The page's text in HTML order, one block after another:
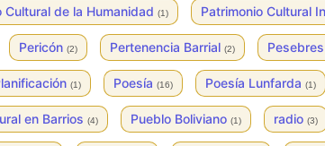
Cultural de la Humanidad (1) Patrimonio Cultural
Pericón (2) Pertenencia Barrial (2)
(1) Poesía (16) Poesía Lunfarda (1)
en Barrios (4) Pueblo Boliviano (1) radio (3)